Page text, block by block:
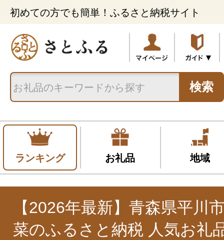
初めての方でも簡単！ふるさと納税サイト
検索
ランキング お礼品 地域
【2026年最新】青森県平川
菜のふるさと納税 人気お礼